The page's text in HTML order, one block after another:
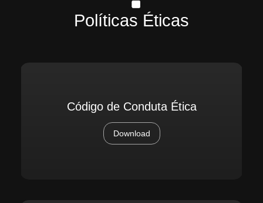
Políticas Éticas
Código de Conduta Ética
Download